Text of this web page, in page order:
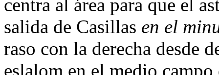
centra al área para que el
salida de Casillas en el
raso con la derecha desde
eslalom en el medio